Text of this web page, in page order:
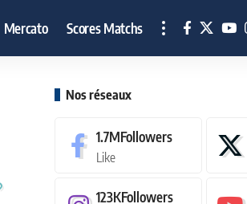
Mercato Scores Matchs
Nos réseaux
1.7MFollowers
Like
123KFollowers